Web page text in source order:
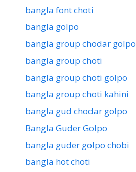
bangla font choti
bangla golpo
bangla group chodar golpo
bangla group choti
bangla group choti golpo
bangla group choti kahini
bangla gud chodar golpo
Bangla Guder Golpo
bangla guder golpo chobi
bangla hot choti